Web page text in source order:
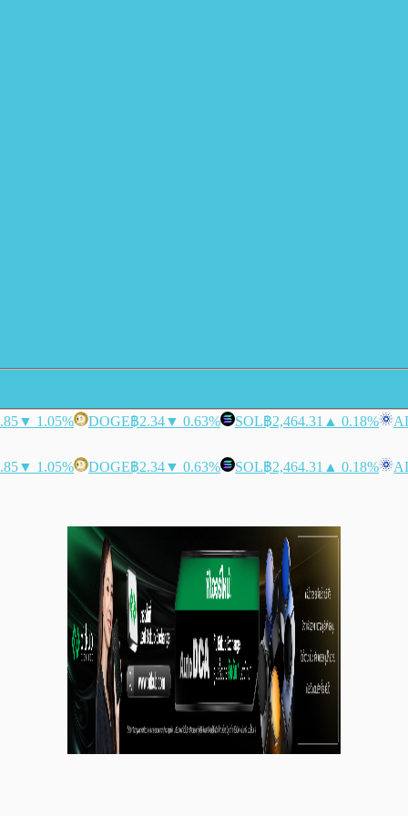
▼ 1.05% DOGE฿2.34▼ 0.63% SOL฿2,464.31 ▲ 0.18%
▼ 1.05% DOGE฿2.34▼ 0.63% SOL฿2,464.31 ▲ 0.18%